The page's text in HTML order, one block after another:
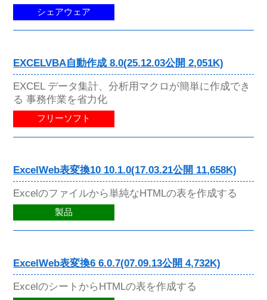
シェアウェア
EXCELVBA自動作成 8.0(25.12.03公開 2,051K)
EXCEL データ集計、分析用マクロが簡単に作成でき
る 事務作業を省力化
フリーソフト
ExcelWeb表変換10 10.1.0(17.03.21公開 11,658K)
Excelのファイルから単純なHTMLの表を作成する
製品
ExcelWeb表変換6 6.0.7(07.09.13公開 4,732K)
ExcelのシートからHTMLの表を作成する